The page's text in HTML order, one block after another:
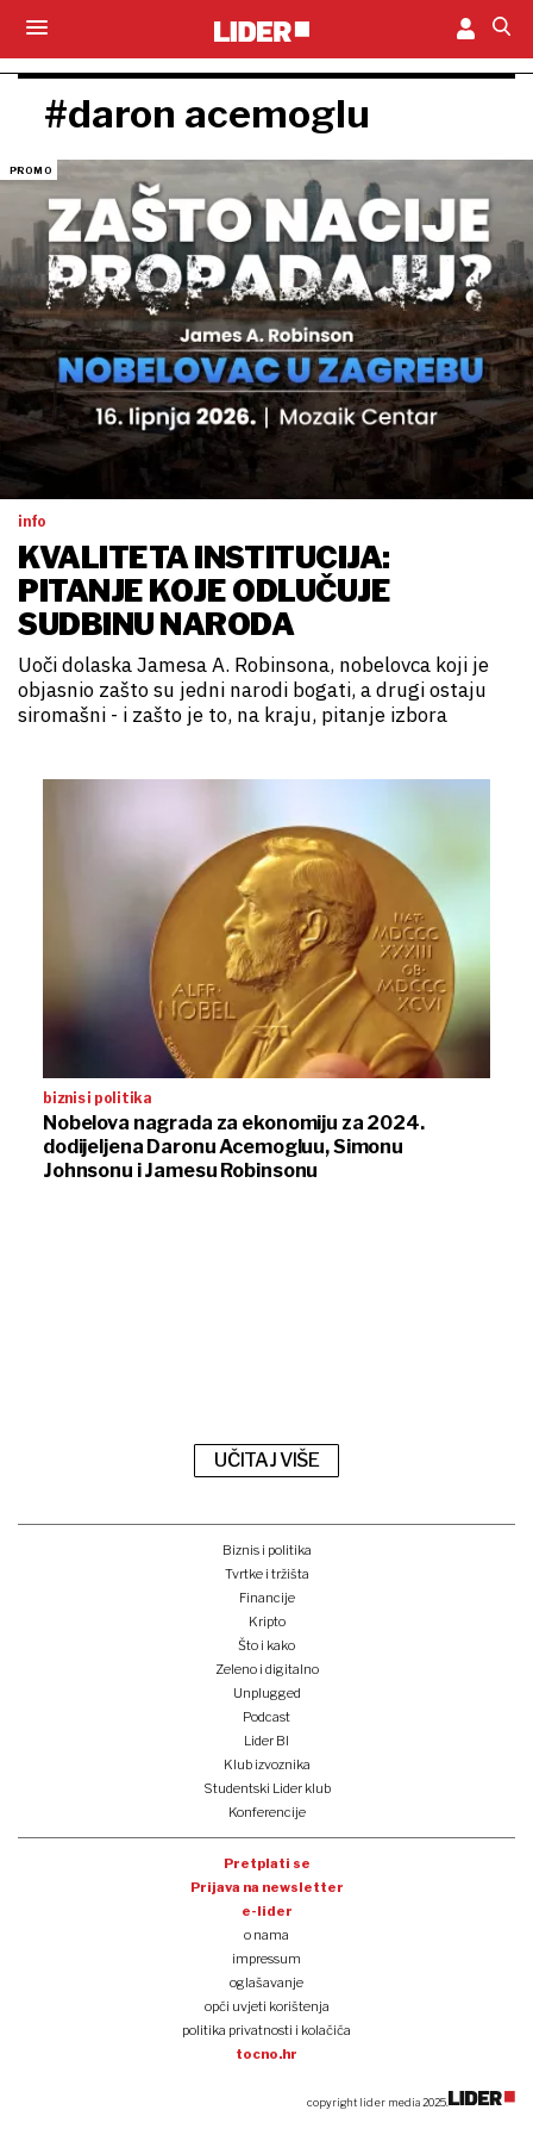
#daron acemoglu
info
KVALITETA INSTITUCIJA:
PITANJE KOJE ODLUČUJE
SUDBINU NARODA
Uoči dolaska Jamesa A. Robinsona, nobelovca koji je
objasnio zašto su jedni narodi bogati, a drugi ostaju
siromašni - i zašto je to, na kraju, pitanje izbora
biznis i politika
Nobelova nagrada za ekonomiju za 2024.
dodijeljena Daronu Acemogluu, Simonu
Johnsonu i Jamesu Robinsonu
UČITAJ VIŠE
Biznis i politika
Tvrtke i tržišta
Financije
Kripto
Što i kako
Zeleno i digitalno
Unplugged
Podcast
Lider BI
Klub izvoznika
Studentski Lider klub
Konferencije
Pretplati se
Prijava na newsletter
e-lider
o nama
impressum
oglašavanje
opći uvjeti korištenja
politika privatnosti i kolačića
tocno.hr
copyright lider media 2025.